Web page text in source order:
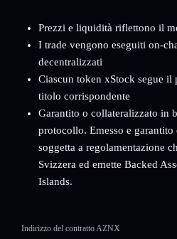
Prezzi e liquidità riflettono il
I trade vengono eseguiti on-
decentralizzati
Ciascun token xStock segue il
titolo corrispondente
Garantito o collateralizzato in
protocollo. Emesso e garantito
soggetta a regolamentazione
Svizzera ed emette Backed
Islands.
Indirizzo del contratto AZNX